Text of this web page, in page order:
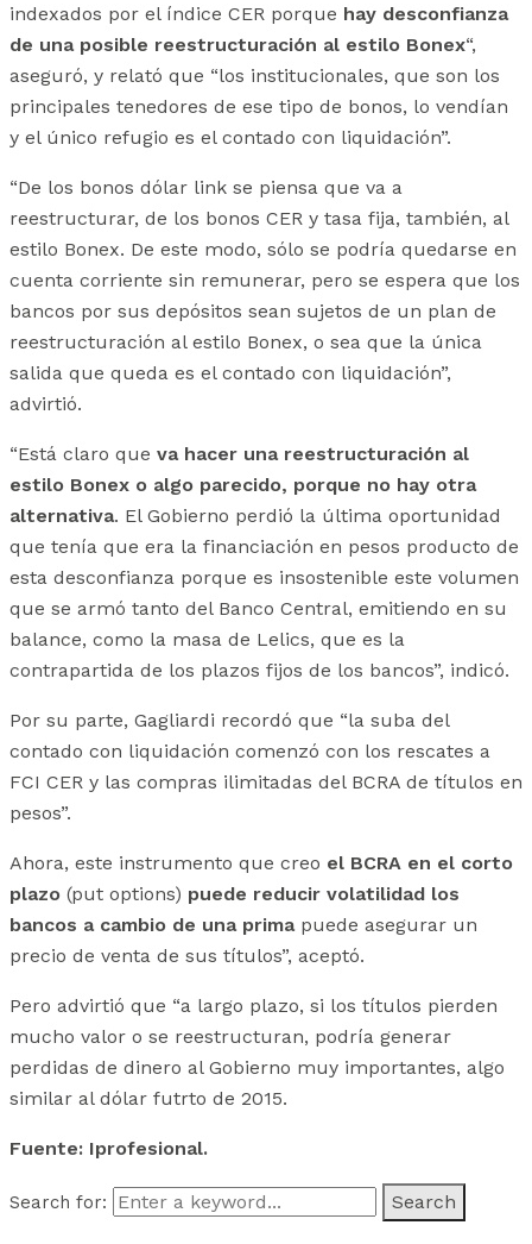
indexados por el índice CER porque hay desconfianza
de una posible reestructuración al estilo Bonex“,
aseguró, y relató que “los institucionales, que son los
principales tenedores de ese tipo de bonos, lo vendían
y el único refugio es el contado con liquidación”.
“De los bonos dólar link se piensa que va a
reestructurar, de los bonos CER y tasa fija, también, al
estilo Bonex. De este modo, sólo se podría quedarse en
cuenta corriente sin remunerar, pero se espera que los
bancos por sus depósitos sean sujetos de un plan de
reestructuración al estilo Bonex, o sea que la única
salida que queda es el contado con liquidación”,
advirtió.
“Está claro que va hacer una reestructuración al
estilo Bonex o algo parecido, porque no hay otra
alternativa. El Gobierno perdió la última oportunidad
que tenía que era la financiación en pesos producto de
esta desconfianza porque es insostenible este volumen
que se armó tanto del Banco Central, emitiendo en su
balance, como la masa de Lelics, que es la
contrapartida de los plazos fijos de los bancos”, indicó.
Por su parte, Gagliardi recordó que “la suba del
contado con liquidación comenzó con los rescates a
FCI CER y las compras ilimitadas del BCRA de títulos en
pesos”.
Ahora, este instrumento que creo el BCRA en el corto
plazo (put options) puede reducir volatilidad los
bancos a cambio de una primapuede asegurar un
precio de venta de sus títulos”, aceptó.
Pero advirtió que “a largo plazo, si los títulos pierden
mucho valor o se reestructuran, podría generar
perdidas de dinero al Gobierno muy importantes, algo
similar al dólar futrto de 2015.
Fuente: Iprofesional.
Search for: